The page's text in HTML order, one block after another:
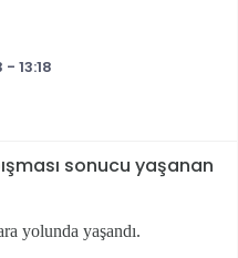
13:18
sonucu yaşanan
yolunda yaşandı.